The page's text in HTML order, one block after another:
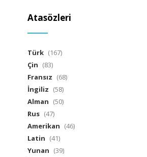
Atasözleri
Türk (167)
Çin (83)
Fransız (68)
İngiliz (58)
Alman (50)
Rus (47)
Amerikan (46)
Latin (41)
Yunan (39)